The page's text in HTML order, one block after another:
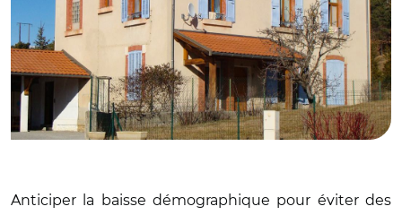
Anticiper la baisse démographique pour éviter des